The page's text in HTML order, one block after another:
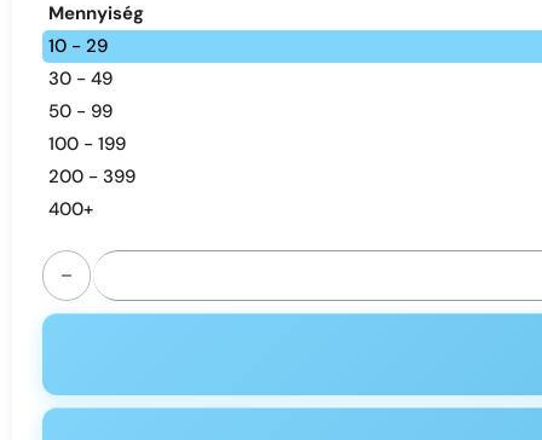
Mennyiség
10 - 29
30 - 49
50 - 99
100 - 199
200 - 399
400+
FIHP 60K Triple 3-in-1 | 60000 puffs triple option bulk